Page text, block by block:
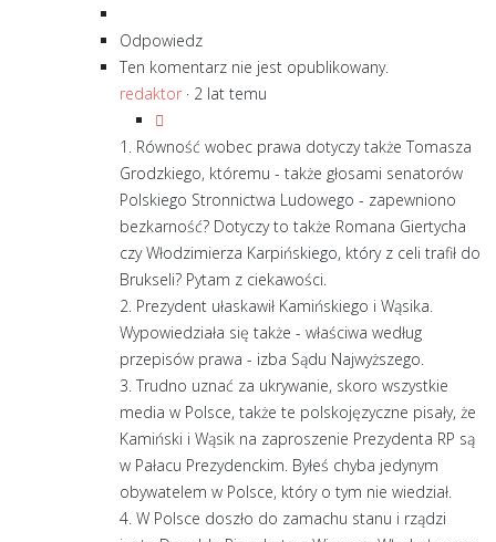
Odpowiedz
Ten komentarz nie jest opublikowany.
redaktor · 2 lat temu
1. Równość wobec prawa dotyczy także Tomasza
Grodzkiego, któremu - także głosami senatorów
Polskiego Stronnictwa Ludowego - zapewniono
bezkarność? Dotyczy to także Romana Giertycha
czy Włodzimierza Karpińskiego, który z celi trafił do
Brukseli? Pytam z ciekawości.
2. Prezydent ułaskawił Kamińskiego i Wąsika.
Wypowiedziała się także - właściwa według
przepisów prawa - izba Sądu Najwyższego.
3. Trudno uznać za ukrywanie, skoro wszystkie
media w Polsce, także te polskojęzyczne pisały, że
Kamiński i Wąsik na zaproszenie Prezydenta RP są
w Pałacu Prezydenckim. Byłeś chyba jedynym
obywatelem w Polsce, który o tym nie wiedział.
4. W Polsce doszło do zamachu stanu i rządzi